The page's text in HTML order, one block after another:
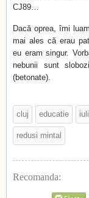
CJ89…
Dacă oprea, îmi
mai ales că erau
eu eram singur.
nebunii sunt
(betonate).
cluj educatie
redusi mintal
Recomanda: